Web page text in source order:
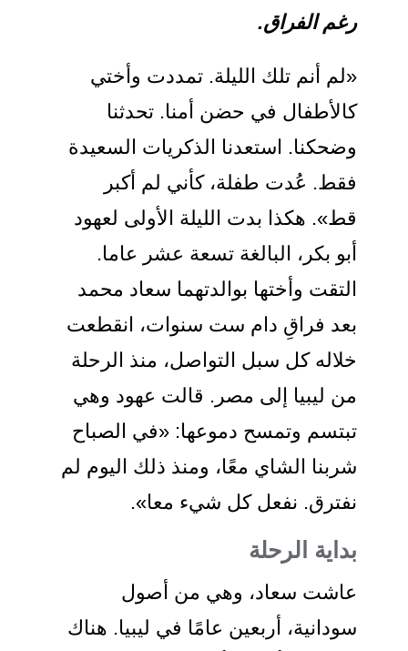
رغم الفراق.
«لم أنم تلك الليلة. تمددت وأختي
كالأطفال في حضن أمنا. تحدثنا
وضحكنا. استعدنا الذكريات السعيدة
فقط. عُدت طفلة، كأني لم أكبر
قط». هكذا بدت الليلة الأولى لعهود
أبو بكر، البالغة تسعة عشر عاما.
التقت وأختها بوالدتهما سعاد محمد
بعد فراقِ دام ست سنوات، انقطعت
خلاله كل سبل التواصل، منذ الرحلة
من ليبيا إلى مصر. قالت عهود وهي
تبتسم وتمسح دموعها: «في الصباح
شربنا الشاي معًا، ومنذ ذلك اليوم لم
نفترق. نفعل كل شيء معا».
بداية الرحلة
عاشت سعاد، وهي من أصول
سودانية، أربعين عامًا في ليبيا. هناك